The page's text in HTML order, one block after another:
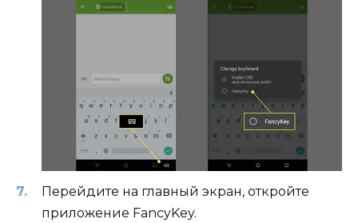
Перейдите на главный экран, откройте
приложение FancyKey.